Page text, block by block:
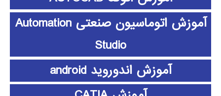
آموزش اتوماسیون صنعتی Automation
Studio
آموزش اندوروید android